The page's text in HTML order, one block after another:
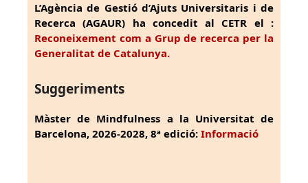
L’Agència de Gestió d’Ajuts Universitaris i de
Recerca (AGAUR) ha concedit al CETR el :
Reconeixement com a Grup de recerca per la
Generalitat de Catalunya.
Suggeriments
Màster de Mindfulness a la Universitat de
Barcelona, 2026-2028, 8ª edició: Informació